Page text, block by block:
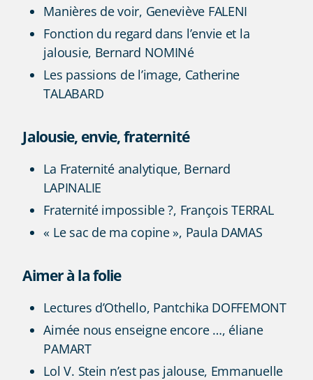
Manières de voir, Geneviève FALENI
Fonction du regard dans l’envie et la
jalousie, Bernard NOMINé
Les passions de l’image, Catherine
TALABARD
Jalousie, envie, fraternité
La Fraternité analytique, Bernard
LAPINALIE
Fraternité impossible ?, François TERRAL
« Le sac de ma copine », Paula DAMAS
Aimer à la folie
Lectures d’Othello, Pantchika DOFFEMONT
Aimée nous enseigne encore …, éliane
PAMART
Lol V. Stein n’est pas jalouse, Emmanuelle